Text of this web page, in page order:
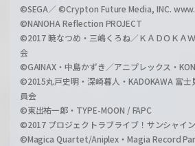
©SEGA／ ©Crypton Future Media, INC.
©NANOHA Reflection PROJECT
©2017 暁なつめ・三嶋くろね／ＫＡＤＯＫＡ
会
©GAINAX・中島かずき／アニプレックス・
©2015丸戸史明・深崎暮人・KADOKAWA 富
員会
©東出祐一郎・TYPE-MOON / FAPC
©2017 プロジェクトラブライブ！サンシャイ
©Magica Quartet/Aniplex・Magia Record